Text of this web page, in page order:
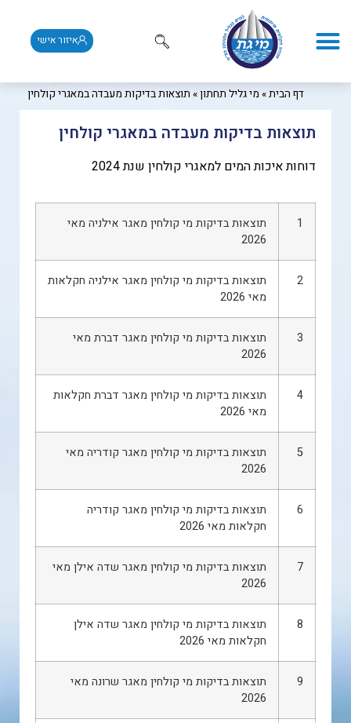
איזור אישי
דף הבית» מי גליל תחתון» תוצאות בדיקות מעבדה במאגרי קולחין
תוצאות בדיקות מעבדה במאגרי קולחין
דוחות איכות המים למאגרי קולחין שנת 2024
1
תוצאות בדיקות מי קולחין מאגר אילניה מאי
2026
2
תוצאות בדיקות מי קולחין מאגר אילניה חקלאות
מאי 2026
3
תוצאות בדיקות מי קולחין מאגר דברת מאי
2026
4
תוצאות בדיקות מי קולחין מאגר דברת חקלאות
מאי 2026
5
תוצאות בדיקות מי קולחין מאגר קודריה מאי
2026
6
תוצאות בדיקות מי קולחין מאגר קודריה
חקלאות מאי 2026
7
תוצאות בדיקות מי קולחין מאגר שדה אילן מאי
2026
8
תוצאות בדיקות מי קולחין מאגר שדה אילן
חקלאות מאי 2026
9
תוצאות בדיקות מי קולחין מאגר שרונה מאי
2026